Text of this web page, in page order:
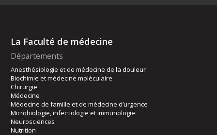
La Faculté de médecine
Départements
Anesthésiologie et de médecine de la douleur
Biochimie et médecine moléculaire
Chirurgie
Médecine
Médecine de famille et de médecine d’urgence
Microbiologie, infectiologie et immunologie
Neurosciences
Nutrition